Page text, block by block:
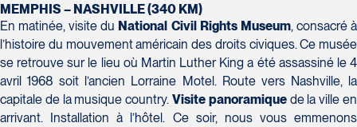
MEMPHIS – NASHVILLE (340 KM)
En matinée, visite du National Civil Rights Museum, consacré à
l’histoire du mouvement américain des droits civiques. Ce musée
se retrouve sur le lieu où Martin Luther King a été assassiné le 4
avril 1968 soit l’ancien Lorraine Motel. Route vers Nashville, la
capitale de la musique country. Visite panoramique de la ville en
arrivant. Installation à l’hôtel. Ce soir, nous vous emmenons
Voyages Granby
157 rue Principale
Granby
J2G 2V5
Tél :450-372-3624 / 1-800-361-0447
Voyages Laurier du Vallon - Siège
social